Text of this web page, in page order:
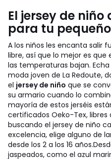
El jersey de
para tu pequeño
A los niños les encanta salir
libre, así que lo mejor es
las temperaturas bajan.
moda joven de La Redoute,
el jersey de niño que se
su armario cuando lo
mayoría de estos jerséis
certificados Oeko-Tex, libres
buscando el jersey de niño
excelencia, elige alguno de
desde los 2 a los 16 años.
jaspeados, como el azul